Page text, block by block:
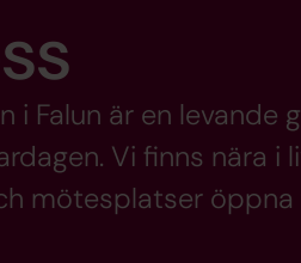
i Falun är en
Vi finns nära
mötesplatser öppna